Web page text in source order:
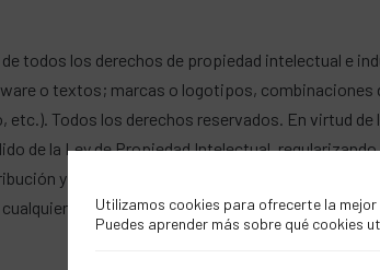
todos los derechos de propiedad intelectual e
o textos; marcas o logotipos,
Todos los derechos reservados. En virtud
de la Ley de Propiedad Intelectual,
y la comunicación pública, incluida su
medio técnico, sin la autorización de LA
Utilizamos cookies para ofrecerte la mejor
Puedes aprender más sobre qué cookies